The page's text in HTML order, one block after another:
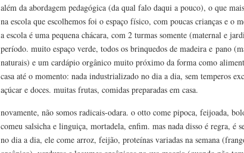
além da abordagem pedagógica (da qual falo daqui a pouco), o que
na escola que escolhemos foi o espaço físico, com poucas crianças e o
a escola é uma pequena chácara, com 2 turmas somente (maternal e
período. muito espaço verde, todos os brinquedos de madeira e pano
naturais) e um cardápio orgânico muito próximo da forma como
casa até o momento: nada industrializado no dia a dia, sem temperos
açúcar e doces. muitas frutas, comidas preparadas em casa.
novamente, não somos radicais-odara. o otto come pipoca, feijoada,
comeu salsicha e linguiça, mortadela, enfim. mas nada disso é regra, é
no dia a dia, ele come arroz, feijão, proteínas variadas na semana